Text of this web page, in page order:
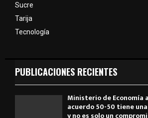
Sucre
Tarija
Tecnología
PUBLICACIONES RECIENTES
Ministerio de Economía
acuerdo 50-50 tiene